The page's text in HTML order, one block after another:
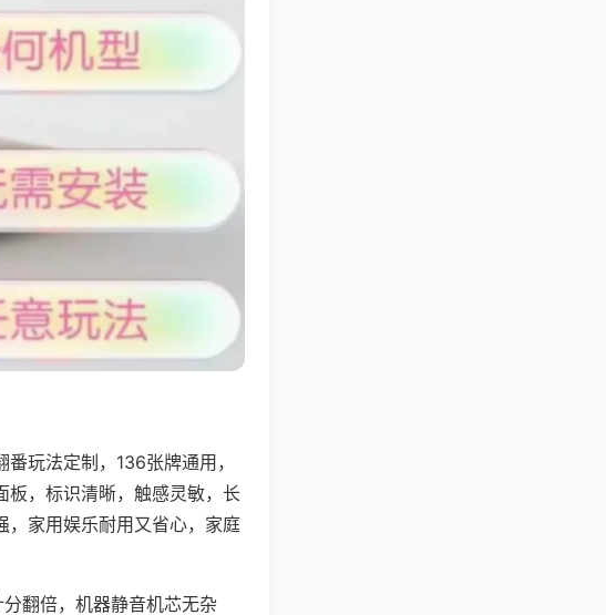
玩法定制，136张牌通用，
板，标识清晰，触感灵敏，长
，家用娱乐耐用又省心，家庭
翻倍，机器静音机芯无杂